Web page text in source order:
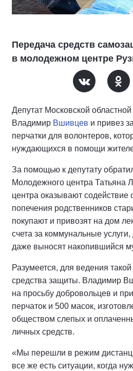
Передача средств
в молодежном центре
Депутат Московской
Владимир Вшивцев и привез
перчатки для волонтеров,
нуждающихся в помощи
За помощью к депутату
Молодежного центра Татьяна
центра оказывают содействие
попечения родственников
покупают и привозят на дом
счета за коммунальные
даже выносят накопившийся
Разумеется, для ведения
средства защиты. Владимир
на просьбу добровольцев и
перчаток и 500 масок,
обществом слепых и
личных средств.
«Мы перешли в режим
все же есть ситуации, когда